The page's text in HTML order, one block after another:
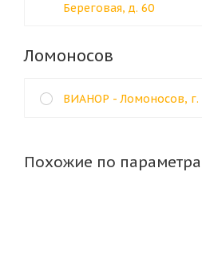
Береговая, д. 60
Ломоносов
ВИАНОР - Ломоносов, г.
Похожие по